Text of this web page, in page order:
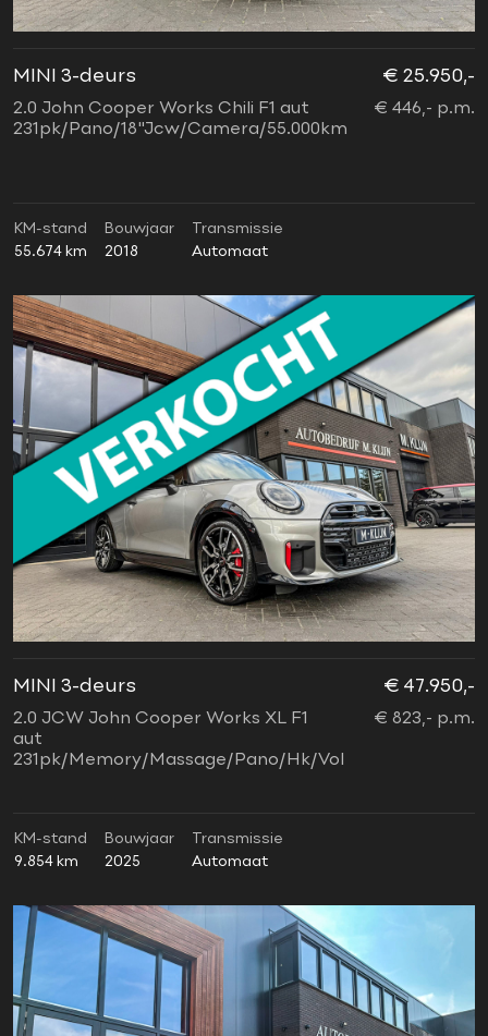
MINI 3-deurs
2.0 John Cooper Works Chili F1 aut
231pk/Pano/18"Jcw/Camera/55.000km
€ 25.950,-
€ 446,- p.m.
KM-stand
55.674 km
Bouwjaar
2018
Transmissie
Automaat
MINI 3-deurs
2.0 JCW John Cooper Works XL F1
aut
231pk/Memory/Massage/Pano/Hk/Vol
€ 47.950,-
€ 823,- p.m.
KM-stand
9.854 km
Bouwjaar
2025
Transmissie
Automaat